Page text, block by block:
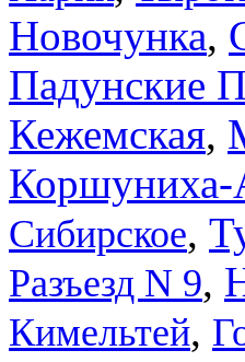
Новочунка,
Падунские
Кежемская,
Коршуниха-
Сибирское,
Разъезд N 9,
Кимельтей,